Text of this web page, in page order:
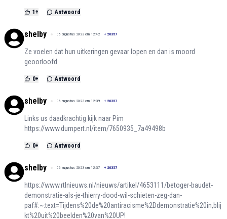
1 + Antwoord
shelby 06 augustus 2023 om 12:42 + 20357
Ze voelen dat hun uitkeringen gevaar lopen en dan is moord
geoorloofd
0+ Antwoord
shelby 06 augustus 2023 om 12:39 + 20357
Links us daadkrachtig kijk naar Pim
https://www.dumpert.nl/item/7650935_7a49498b
0+ Antwoord
shelby 06 augustus 2023 om 12:37 + 20357
https://www.rtlnieuws.nl/nieuws/artikel/4653111/betoger-baudet-
demonstratie-als-je-thierry-dood-wil-schieten-zeg-dan-
paf#:~:text=Tijdens%20de%20antiracisme%2Ddemonstratie%20in,blij
kt%20uit%20beelden%20van%20UP!